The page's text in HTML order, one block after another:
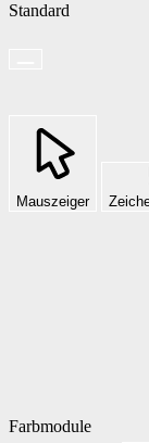
Standard
Mauszeiger
Farbmodule